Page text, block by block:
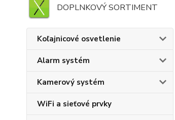
DOPLNKOVÝ SORTIMENT
Koľajnicové osvetlenie
Alarm systém
Kamerový systém
WiFi a sieťové prvky